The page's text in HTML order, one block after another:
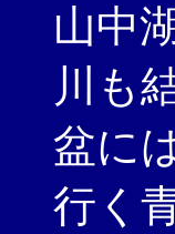
山中
川も
盆に
行く